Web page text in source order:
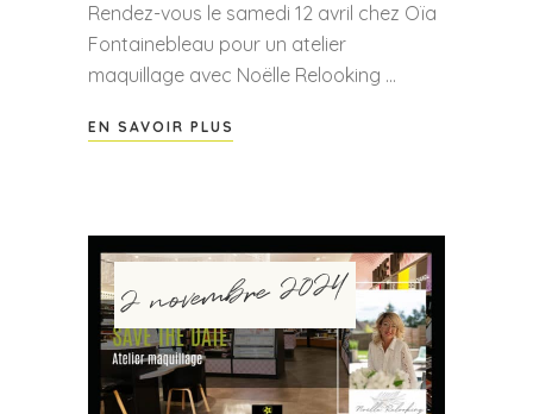
Rendez-vous le samedi 12 avril chez Oïa
Fontainebleau pour un atelier
maquillage avec Noëlle Relooking
EN SAVOIR PLUS
2 novembre 2024